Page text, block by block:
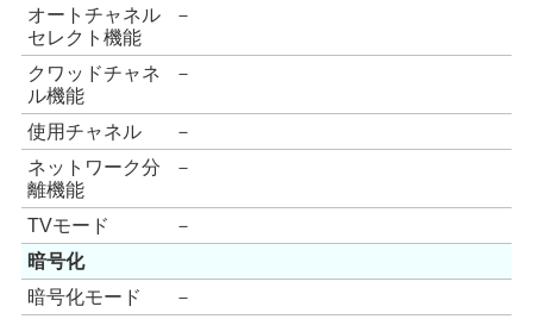
オートチャネル
セレクト機能
－
クワッドチャネ
ル機能
－
使用チャネル
－
ネットワーク分
離機能
－
TVモード
－
暗号化
暗号化モード
－